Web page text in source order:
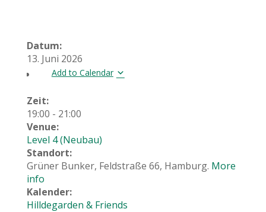
Datum:
13. Juni 2026
Add to Calendar
Zeit:
19:00 - 21:00
Venue:
Level 4 (Neubau)
Standort:
Grüner Bunker, Feldstraße 66, Hamburg. More
info
Kalender:
Hilldegarden & Friends